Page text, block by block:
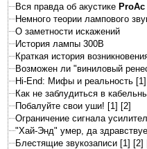
Вся правда об акустике ProAc
Немного теории лампового
О заметности искажений
История лампы 300B
Краткая история
Возможен ли "виниловый
Hi-End: Мифы и реальность [1]
Как не заблудиться в
Побалуйте свои уши! [1] [2]
Ограничение сигнала
"Хай-Энд" умер, да
Блестящие звукозаписи [1] [2]